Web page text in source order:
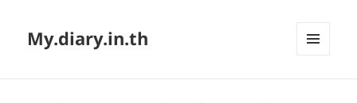
My.diary.in.th